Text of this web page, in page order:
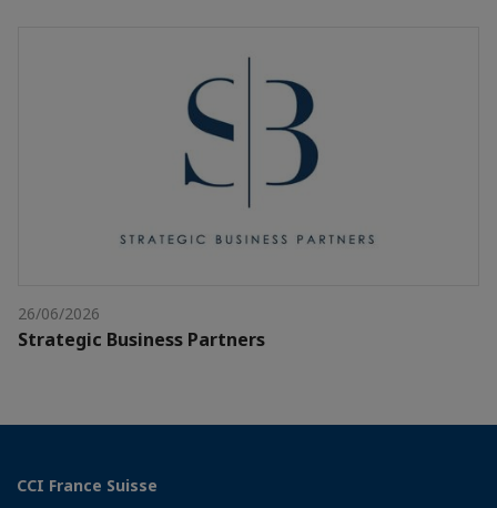
26/06/2026
Strategic Business Partners
CCI France Suisse